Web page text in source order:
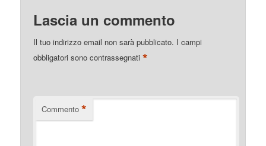
Lascia un commento
Il tuo indirizzo email non sarà pubblicato. I campi
obbligatori sono contrassegnati*
Commento *